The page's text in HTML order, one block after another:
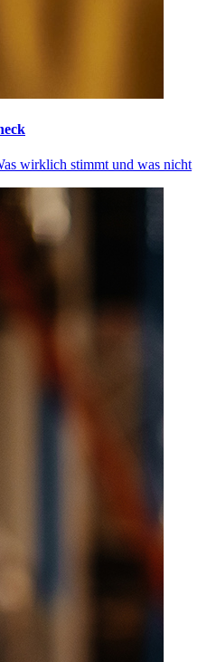
wirklich stimmt und was nicht